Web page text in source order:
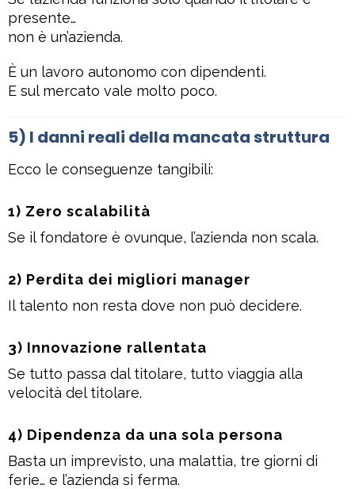
presente…
non è un’azienda.
È un lavoro autonomo con dipendenti.
E sul mercato vale molto poco.
5) I danni reali della mancata struttura
Ecco le conseguenze tangibili:
1) Zero scalabilità
Se il fondatore è ovunque, l’azienda non scala.
2) Perdita dei migliori manager
Il talento non resta dove non può decidere.
3) Innovazione rallentata
Se tutto passa dal titolare, tutto viaggia alla
velocità del titolare.
4) Dipendenza da una sola persona
Basta un imprevisto, una malattia, tre giorni di
ferie… e l’azienda si ferma.